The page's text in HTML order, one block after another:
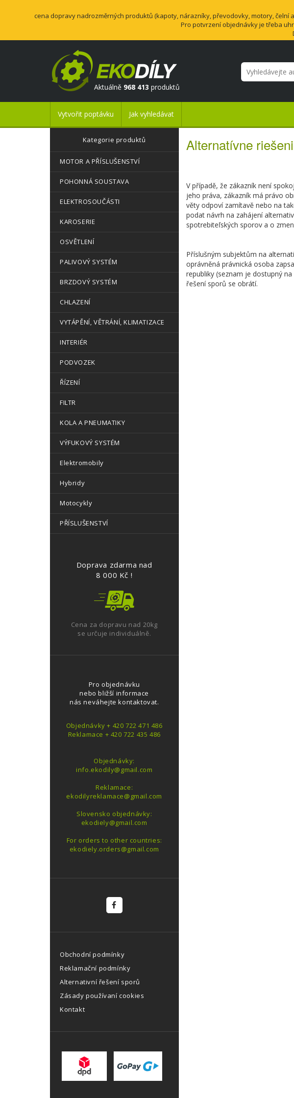
cena dopravy nadrozměrných produktů (kapoty, nárazníky, převodovky, motory,
Pro potvrzení objednávky je třeba
Aktuálně 968 413 produktů
Vytvořit poptávku Jak vyhledávat
Kategorie produktů
MOTOR A PŘÍSLUŠENSTVÍ
POHONNÁ SOUSTAVA
ELEKTROSOUČÁSTI
KAROSERIE
OSVĚTLENÍ
PALIVOVÝ SYSTÉM
BRZDOVÝ SYSTÉM
CHLAZENÍ
VYTÁPĚNÍ, VĚTRÁNÍ, KLIMATIZACE
INTERIÉR
PODVOZEK
ŘÍZENÍ
FILTR
KOLA A PNEUMATIKY
VÝFUKOVÝ SYSTÉM
Elektromobily
Hybridy
Motocykly
PŘÍSLUŠENSTVÍ
Doprava zdarma nad
8 000 Kč !
Cena za dopravu nad 20kg
se určuje individuálně.
Pro objednávku
nebo bližší informace
nás neváhejte kontaktovat.
Objednávky + 420 722 471 486
Reklamace + 420 722 435 486
Objednávky:
info.ekodily@gmail.com
Reklamace:
ekodilyreklamace@gmail.com
Slovensko objednávky:
ekodiely@gmail.com
For orders to other countries:
ekodiely.orders@gmail.com
Obchodní podmínky
Reklamační podmínky
Alternativní řešení sporů
Zásady používaní cookies
Kontakt
Alternatívne
V případě, že zákazník není
jeho práva, zákazník má právo
věty odpoví zamítavě nebo na
podat návrh na zahájení
spotrebiteľských sporov a o
Příslušným subjektům na
oprávněná právnická osoba
republiky (seznam je dostupný na
řešení sporů se obrátí.